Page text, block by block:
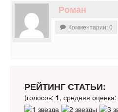
Роман
Комментарии: 0
РЕЙТИНГ СТАТЬИ:
(голосов: 1, средняя оценка: